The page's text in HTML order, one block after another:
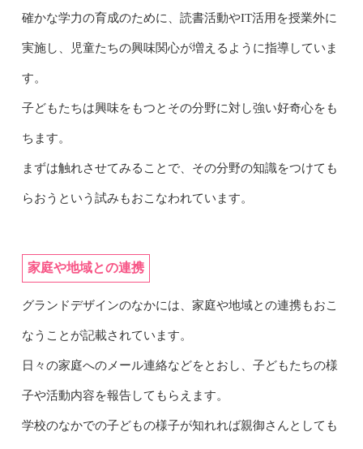
確かな学力の育成のために、読書活動やIT活用を授業外に
実施し、児童たちの興味関心が増えるように指導していま
す。
子どもたちは興味をもつとその分野に対し強い好奇心をも
ちます。
まずは触れさせてみることで、その分野の知識をつけても
らおうという試みもおこなわれています。
家庭や地域との連携
グランドデザインのなかには、家庭や地域との連携もおこ
なうことが記載されています。
日々の家庭へのメール連絡などをとおし、子どもたちの様
子や活動内容を報告してもらえます。
学校のなかでの子どもの様子が知れれば親御さんとしても